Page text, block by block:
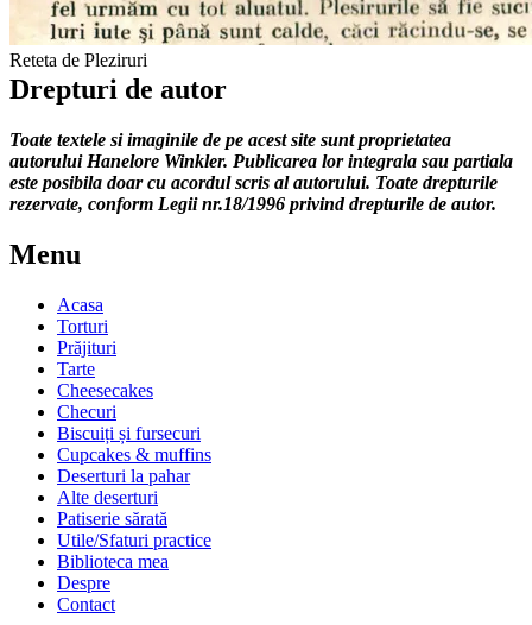
Reteta de Pleziruri
Drepturi de autor
Toate textele si imaginile de pe acest site sunt proprietatea
autorului Hanelore Winkler. Publicarea lor integrala sau partiala
este posibila doar cu acordul scris al autorului. Toate drepturile
rezervate, conform Legii nr.18/1996 privind drepturile de autor.
Menu
Acasa
Torturi
Prăjituri
Tarte
Cheesecakes
Checuri
Biscuiți și fursecuri
Cupcakes & muffins
Deserturi la pahar
Alte deserturi
Patiserie sărată
Utile/Sfaturi practice
Biblioteca mea
Despre
Contact